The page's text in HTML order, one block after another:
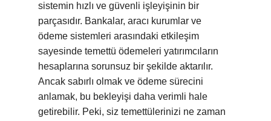
sistemin hızlı ve güvenli işleyişinin bir
parçasıdır. Bankalar, aracı kurumlar ve
ödeme sistemleri arasındaki etkileşim
sayesinde temettü ödemeleri yatırımcıların
hesaplarına sorunsuz bir şekilde aktarılır.
Ancak sabırlı olmak ve ödeme sürecini
anlamak, bu bekleyişi daha verimli hale
getirebilir. Peki, siz temettülerinizi ne zaman